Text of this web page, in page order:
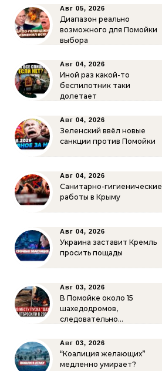
Авг 05, 2026
Диапазон реально
возможного для Помойки
выбора
Авг 04, 2026
Иной раз какой-то
беспилотник таки
долетает
Авг 04, 2026
Зеленский ввёл новые
санкции против Помойки
Авг 04, 2026
Санитарно-гигиенические
работы в Крыму
Авг 04, 2026
Украина заставит Кремль
просить пощады
Авг 03, 2026
В Помойке около 15
шахедодромов,
следовательно…
Авг 03, 2026
“Коалиция желающих”
медленно умирает?